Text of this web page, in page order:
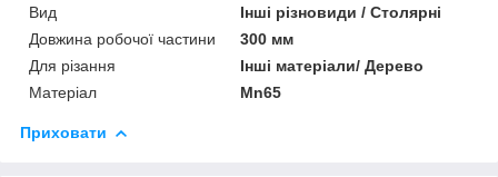
Вид
Інші різновиди / Столярні
Довжина робочої частини
300 мм
Для різання
Інші матеріали/ Дерево
Матеріал
Mn65
Приховати